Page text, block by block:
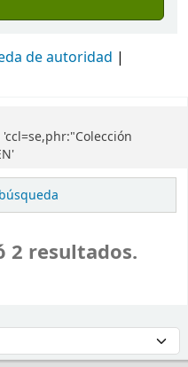
de autoridad
2 resultados.